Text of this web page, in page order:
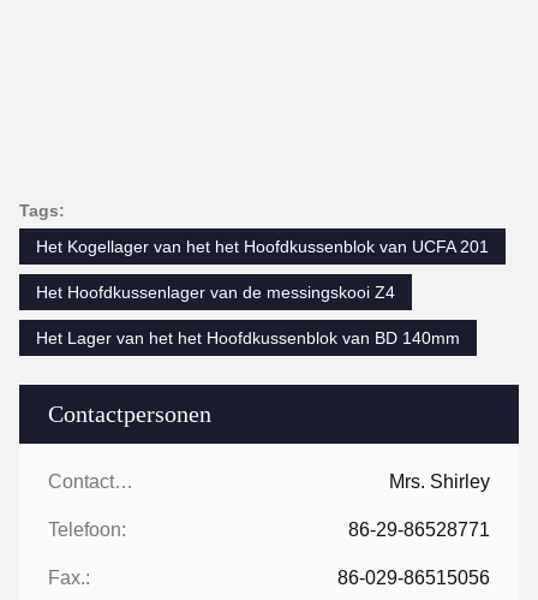
Contactpersonen
Contactpersonen: Mrs. Shirley
Telefoon: 86-29-86528771
Fax.: 86-029-86515056
Tags:
Het Kogellager van het het Hoofdkussenblok van UCFA 201
Het Hoofdkussenlager van de messingskooi Z4
Het Lager van het het Hoofdkussenblok van BD 140mm